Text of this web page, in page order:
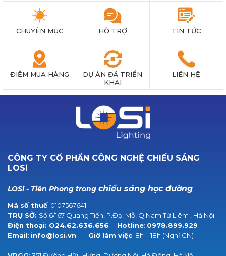
CHUYÊN MỤC HỖ TRỢ TIN TỨC
ĐIỂM MUA HÀNG
DỰ ÁN ĐÃ TRIỂN
KHAI
LIÊN HỆ
CÔNG TY CỔ PHẦN CÔNG NGHỆ CHIẾU SÁNG
LOSi
LOSi - Tiên Phong trong chiếu sáng học đường
Mã số thuế: 0107567641
TRỤ SỞ: Số 6/167 Quang Tiến, P.Đại Mỗ, Q.Nam Từ Liêm , Hà Nội.
Điện thoại: O24.62.636.656 Hotline: 0978.899.929
Email: info@losi.vn Giờ làm việc: 8h – 18h (Nghỉ CN)